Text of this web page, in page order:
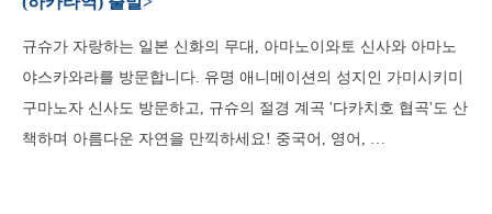
규슈가 자랑하는 일본 신화의 무대, 아마노이와토 신사와 아마노
야스카와라를 방문합니다. 유명 애니메이션의 성지인 가미시키미
구마노자 신사도 방문하고, 규슈의 절경 계곡 '다카치호 협곡'도 산
책하며 아름다운 자연을 만끽하세요! 중국어, 영어, …